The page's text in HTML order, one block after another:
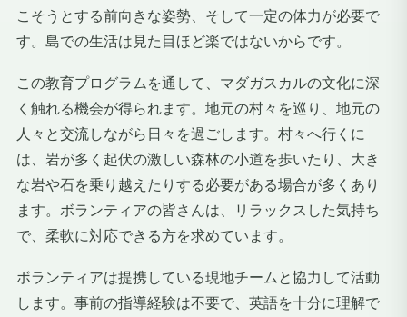
こそうとする前向きな姿勢、そして一定の体力が必要で
す。島での生活は見た目ほど楽ではないからです。
この教育プログラムを通して、マダガスカルの文化に深
く触れる機会が得られます。地元の村々を巡り、地元の
人々と交流しながら日々を過ごします。村々へ行くに
は、岩が多く起伏の激しい森林の小道を歩いたり、大き
な岩や石を乗り越えたりする必要がある場合が多くあり
ます。ボランティアの皆さんは、リラックスした気持ち
で、柔軟に対応できる方を求めています。
ボランティアは提携している現地チームと協力して活動
します。事前の指導経験は不要で、英語を十分に理解で